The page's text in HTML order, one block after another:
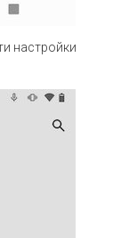
настройки